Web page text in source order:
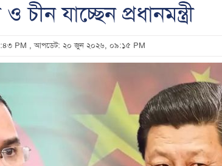
চীন যাচ্ছেন প্রধানমন্ত্রী
PM , আপডেট: ২০ জুন ২০২৬, ০৯:১৫ PM